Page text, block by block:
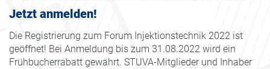
Jetzt anmelden!
Die Registrierung zum Forum Injektionstechnik 2022 ist
geöffnet! Bei Anmeldung bis zum 31.08.2022 wird ein
Frühbucherrabatt gewährt. STUVA-Mitglieder und Inhaber